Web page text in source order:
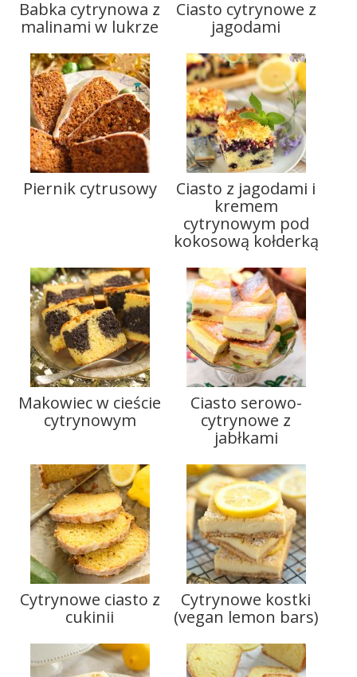
Babka cytrynowa z
malinami w lukrze
Ciasto cytrynowe z
jagodami
Piernik cytrusowy
Ciasto z jagodami i
kremem
cytrynowym pod
kokosową kołderką
Makowiec w cieście
cytrynowym
Ciasto serowo-
cytrynowe z
jabłkami
Cytrynowe ciasto z
cukinii
Cytrynowe kostki
(vegan lemon bars)